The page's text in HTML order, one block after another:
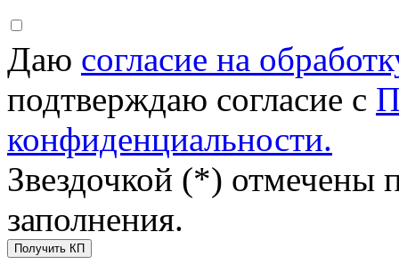
Даю согласие на
подтверждаю согласие с
конфиденциальности.
Звездочкой (*) отмечены
заполнения.
Получить КП